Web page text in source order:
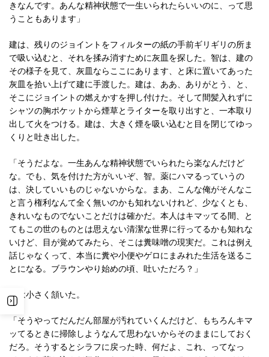
きなんです。あんな精神状態で一生いられたらいいのに、って思
うこともあります」
建は、残りのジョイントをフィルターの紙の手前ギリギリの所ま
で吸い込むと、それを揉み消すために灰皿を探した。智は、建の
その様子を見て、灰皿ならここにあります、と床に置いてあった
灰皿を拾い上げて建に手渡した。建は、ああ、ありがとう、と、
そこにジョイントの燃えかすを押し付けた。そして間髪入れずに
シャツの胸ポケットから煙草とライターを取り出すと、一本取り
出して火をつける。建は、大きく煙を吸い込むと目を閉じてゆっ
くりと吐き出した。
「そうだよな。一生あんな精神状態でいられたら楽なんだけど
な。でも、気を付けた方がいいぞ、智。薬にハマるっていうの
は、決していいものじゃないからな。まあ、こんな俺がそんなこ
と言う権利なんて全く無いのかも知れないけれど、少なくとも、
きれいなものでないことだけは確かだ。本人はキマッてる間、と
てもこの世のものとは思えない清潔な世界に行ってるかも知れな
いけど、目が覚めてみたら、そこは糞味噌の現実だ。これは例え
話じゃなくって、本当に糞や小便やゲロにまみれた生活を送るこ
とになる。ブラウンやり始めの頃、吐いただろ？」
智は小さく頷いた。
「そうやってだんだん部屋が汚れていくんだけど、もちろんキマ
ッてるときに掃除しようなんて思わないからそのままにしておく
だろ。そうするとシラフに戻った時、何だよ、これ、ってなっ